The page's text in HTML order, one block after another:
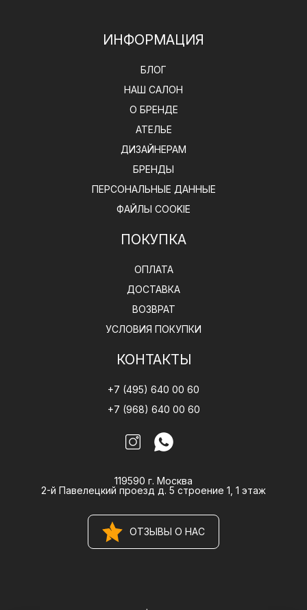
ИНФОРМАЦИЯ
БЛОГ
НАШ САЛОН
О БРЕНДЕ
АТЕЛЬЕ
ДИЗАЙНЕРАМ
БРЕНДЫ
ПЕРСОНАЛЬНЫЕ ДАННЫЕ
ФАЙЛЫ COOKIE
ПОКУПКА
ОПЛАТА
ДОСТАВКА
ВОЗВРАТ
УСЛОВИЯ ПОКУПКИ
КОНТАКТЫ
+7 (495) 640 00 60
+7 (968) 640 00 60
119590 г. Москва
2-й Павелецкий проезд д. 5 строение 1, 1 этаж
ОТЗЫВЫ О НАС